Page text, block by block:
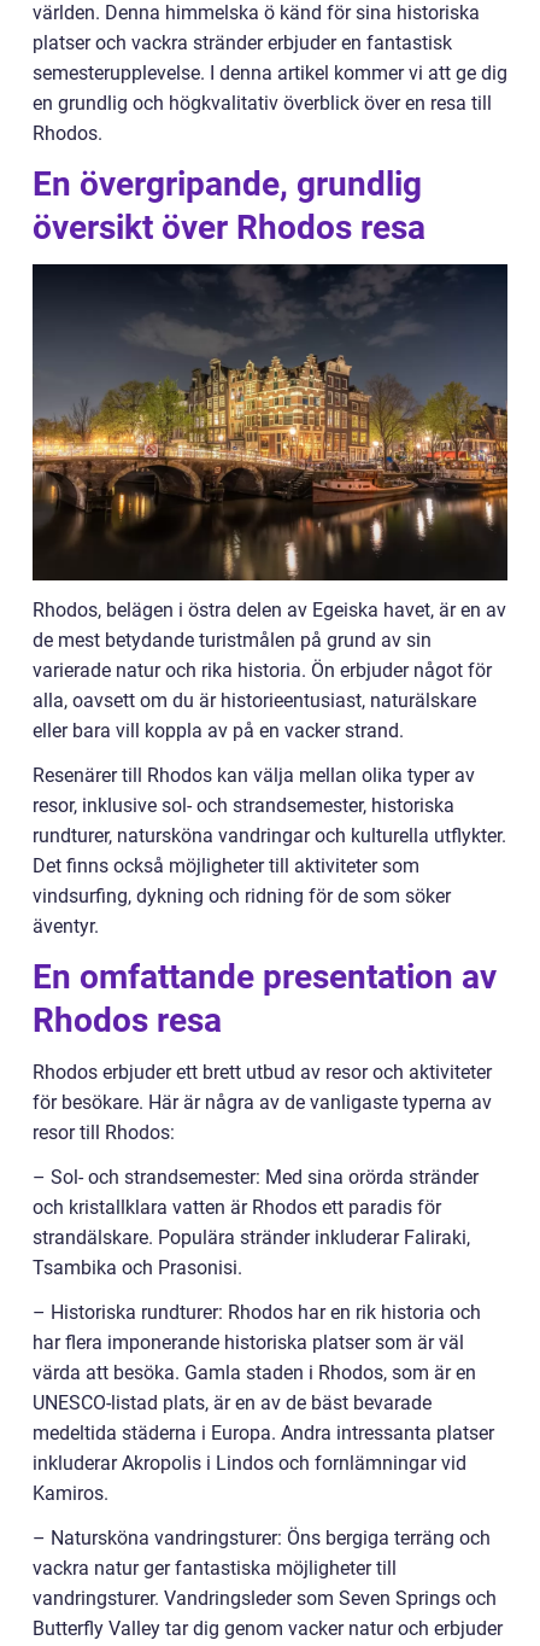
världen. Denna himmelska ö känd för sina historiska
platser och vackra stränder erbjuder en fantastisk
semesterupplevelse. I denna artikel kommer vi att ge dig
en grundlig och högkvalitativ överblick över en resa till
Rhodos.
En övergripande, grundlig
översikt över Rhodos resa
Rhodos, belägen i östra delen av Egeiska havet, är en av
de mest betydande turistmålen på grund av sin
varierade natur och rika historia. Ön erbjuder något för
alla, oavsett om du är historieentusiast, naturälskare
eller bara vill koppla av på en vacker strand.
Resenärer till Rhodos kan välja mellan olika typer av
resor, inklusive sol- och strandsemester, historiska
rundturer, natursköna vandringar och kulturella utflykter.
Det finns också möjligheter till aktiviteter som
vindsurfing, dykning och ridning för de som söker
äventyr.
En omfattande presentation av
Rhodos resa
Rhodos erbjuder ett brett utbud av resor och aktiviteter
för besökare. Här är några av de vanligaste typerna av
resor till Rhodos:
– Sol- och strandsemester: Med sina orörda stränder
och kristallklara vatten är Rhodos ett paradis för
strandälskare. Populära stränder inkluderar Faliraki,
Tsambika och Prasonisi.
– Historiska rundturer: Rhodos har en rik historia och
har flera imponerande historiska platser som är väl
värda att besöka. Gamla staden i Rhodos, som är en
UNESCO-listad plats, är en av de bäst bevarade
medeltida städerna i Europa. Andra intressanta platser
inkluderar Akropolis i Lindos och fornlämningar vid
Kamiros.
– Natursköna vandringsturer: Öns bergiga terräng och
vackra natur ger fantastiska möjligheter till
vandringsturer. Vandringsleder som Seven Springs och
Butterfly Valley tar dig genom vacker natur och erbjuder